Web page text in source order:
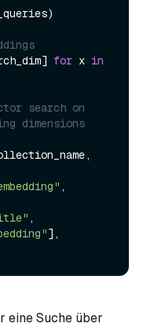
for x in
search on
dimensions
,
],
eine Suche über